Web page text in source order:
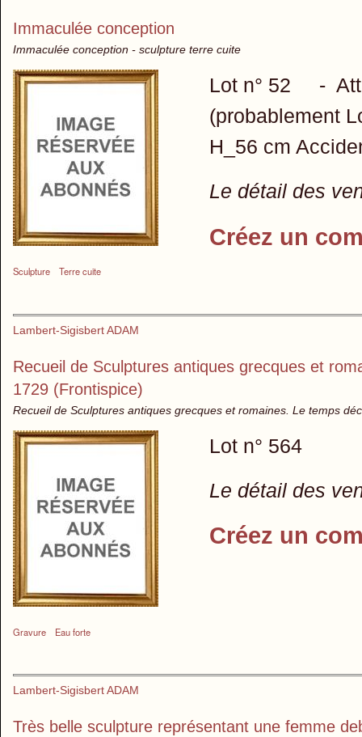
Immaculée conception
Immaculée conception - sculpture terre cuite
Sculpture Terre cuite
Lot n° 52 -
(probablement
H_56 cm
Le détail des
Créez un
Lambert-Sigisbert ADAM
Recueil de Sculptures antiques grecques et
1729 (Frontispice)
Recueil de Sculptures antiques grecques et romaines. Le temps
Gravure Eau forte
Lot n° 564
Le détail des
Créez un
Lambert-Sigisbert ADAM
Très belle sculpture représentant une femme